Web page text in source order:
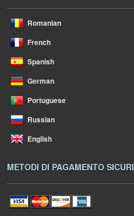
Romanian
French
Spanish
German
Portuguese
Russian
English
METODI DI PAGAMENTO SICURI